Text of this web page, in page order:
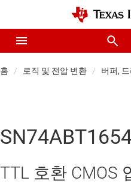
홈 로직 및 전압 변환 버퍼,
TTL 호환 CMOS